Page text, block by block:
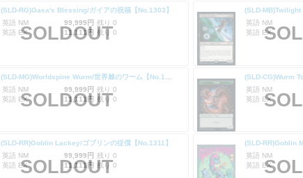
(SLD-RG)Gaea's Blessing/ガイアの祝福【No.1303】
英語 NM
99,999円 残り 0
英語 EX
11,111円 残り 0
SOLDOUT
(SLD-MB)Twilight
英語 NM
英語 EX
英語 NM
99,999円 残り 0
英語 EX
11,111円 残り 0
SOLDOUT
(SLD-CG)Wurm
英語 NM
英語 EX
(SLD-RR)Goblin Lackey/ゴブリンの従僕【No.1311】
英語 NM
99,999円 残り 0
英語 EX
11,111円 残り 0
SOLDOUT
英語 NM
英語 EX